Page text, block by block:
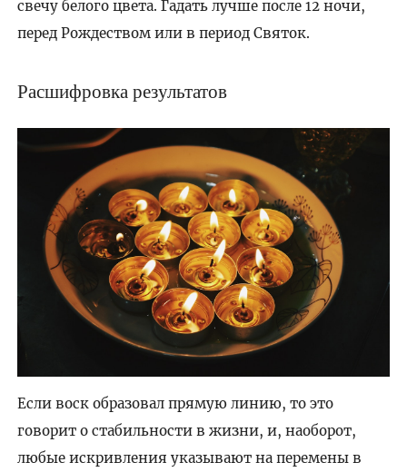
свечу белого цвета. Гадать лучше после 12 ночи,
перед Рождеством или в период Святок.
Расшифровка результатов
Если воск образовал прямую линию, то это
говорит о стабильности в жизни, и, наоборот,
любые искривления указывают на перемены в